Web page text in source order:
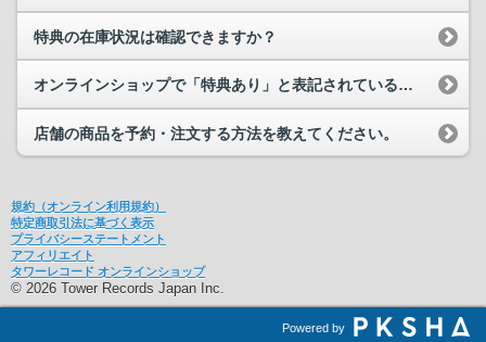
特典の在庫状況は確認できますか？
オンラインショップで「特典あり」と表記されている商品は店舗で予約しても特典...
店舗の商品を予約・注文する方法を教えてください。
規約（オンライン利用規約）
特定商取引法に基づく表示
プライバシーステートメント
アフィリエイト
タワーレコード オンラインショップ
© 2026 Tower Records Japan Inc.
Powered by